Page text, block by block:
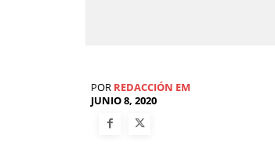
POR REDACCIÓN EM
JUNIO 8, 2020